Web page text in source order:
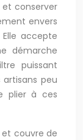
conserver
envers
accepte
démarche
puissant
peu
plier à ces
et couvre de